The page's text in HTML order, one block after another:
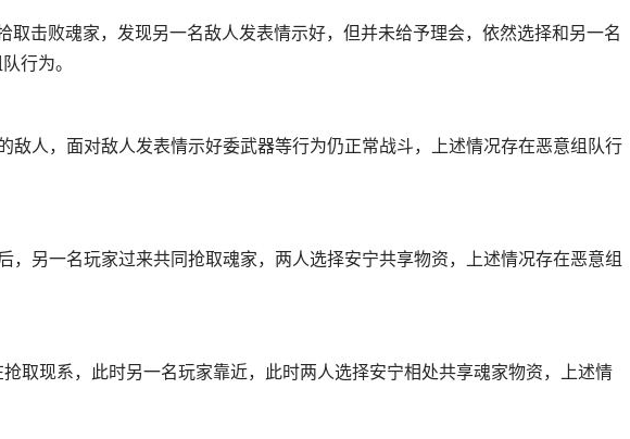
取击败魂家，发现另一名敌人发表情示好，但并未给予理会，依然选择和另一名
行为。
敌人，面对敌人发表情示好委武器等行为仍正常战斗，上述情况存在恶意组队行
，另一名玩家过来共同抢取魂家，两人选择安宁共享物资，上述情况存在恶意组
取现系，此时另一名玩家靠近，此时两人选择安宁相处共享魂家物资，上述情